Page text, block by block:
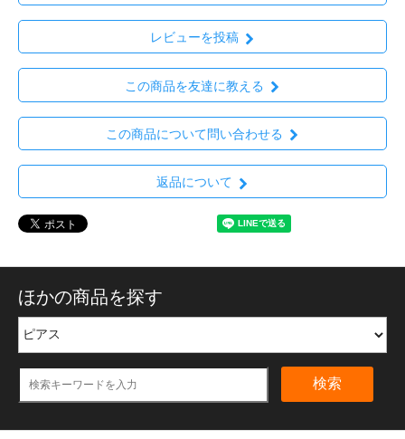
レビューを投稿
この商品を友達に教える
この商品について問い合わせる
返品について
ほかの商品を探す
検索